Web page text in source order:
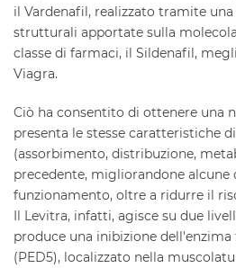
il Vardenafil, realizzato tramite
strutturali apportate sulla
classe di farmaci, il Sildenafil,
Viagra.
Ciò ha consentito di ottenere una
presenta le stesse caratteristiche
(assorbimento, distribuzione,
precedente, migliorandone
funzionamento, oltre a ridurre il
Il Levitra, infatti, agisce su due
produce una inibizione
(PED5), localizzato nella